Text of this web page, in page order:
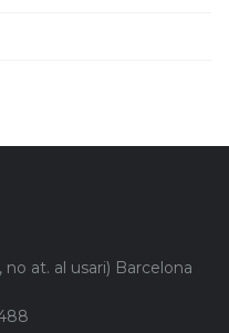
at. al usari) Barcelona